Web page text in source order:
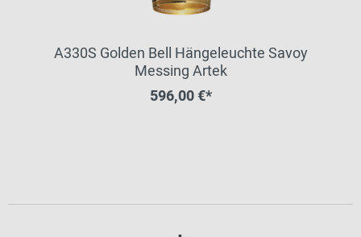
A330S Golden Bell Hängeleuchte Savoy
Messing Artek
596,00 €*